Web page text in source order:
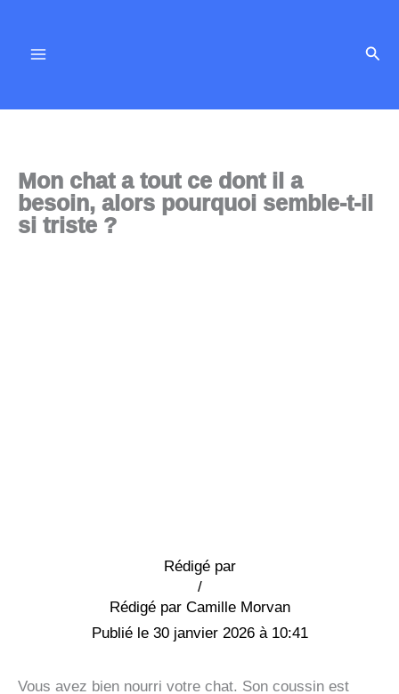
contenu
Mon chat a tout ce dont il a
besoin, alors pourquoi semble-t-il
si triste ?
Rédigé par
Camille Morvan
/
30 janvier 2026 à 10:41
Vous avez bien nourri votre chat. Son coussin est